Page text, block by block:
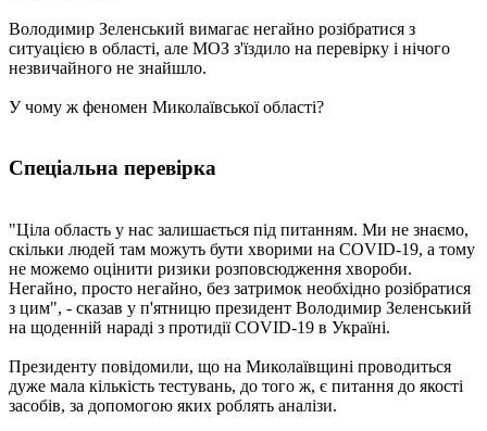
Володимир Зеленський вимагає негайно розібратися з
ситуацією в області, але МОЗ з'їздило на перевірку і нічого
незвичайного не знайшло.
У чому ж феномен Миколаївської області?
Спеціальна перевірка
"Ціла область у нас залишається під питанням. Ми не знаємо,
скільки людей там можуть бути хворими на COVID-19, а тому
не можемо оцінити ризики розповсюдження хвороби.
Негайно, просто негайно, без затримок необхідно розібратися
з цим", - сказав у п'ятницю президент Володимир Зеленський
на щоденній нараді з протидії COVID-19 в Україні.
Президенту повідомили, що на Миколаївщині проводиться
дуже мала кількість тестувань, до того ж, є питання до якості
засобів, за допомогою яких роблять аналізи.